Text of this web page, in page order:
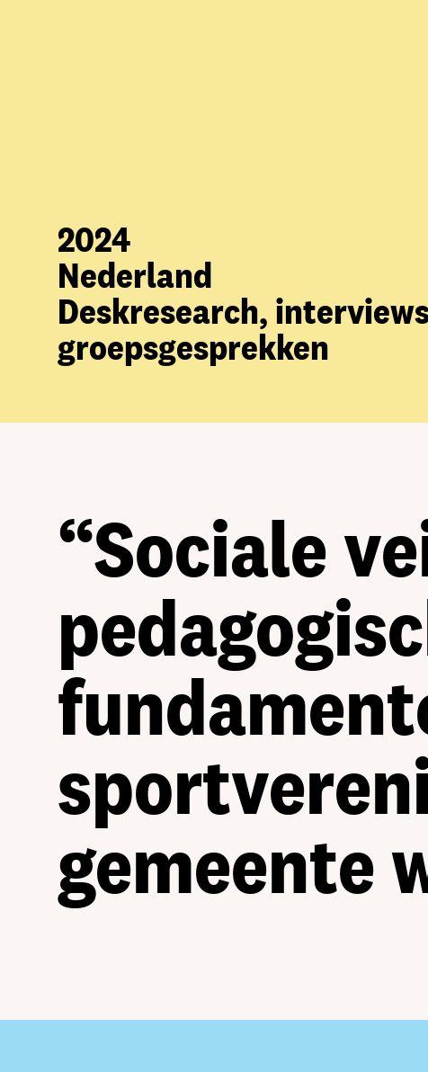
2024
Nederland
Deskresearch,
groepsgesprekken
“Sociale
gemeente